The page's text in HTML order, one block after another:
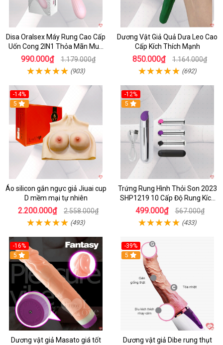
Disa Oralsex Máy Rung Cao Cấp
Uốn Cong 2IN1 Thỏa Mãn Mua
Ngay
990.000₫ 1.179.000₫
(903)
Dương Vật Giả Quả Dưa Leo Cao
Cấp Kích Thích Mạnh
850.000₫ 1.164.000₫
(692)
-14%
5
Áo silicon gắn ngực giả Jiuai cup
D mềm mại tự nhiên
2.200.000₫ 2.558.000₫
(493)
-12%
5
Trứng Rung Hình Thỏi Son 2023
SHP1219 10 Cấp Độ Rung Kích
Thích
499.000₫ 567.000₫
(433)
-16%
5
Dương vật giả Masato giá tốt
-39%
5
Dương vật giả Dibe rung thụt